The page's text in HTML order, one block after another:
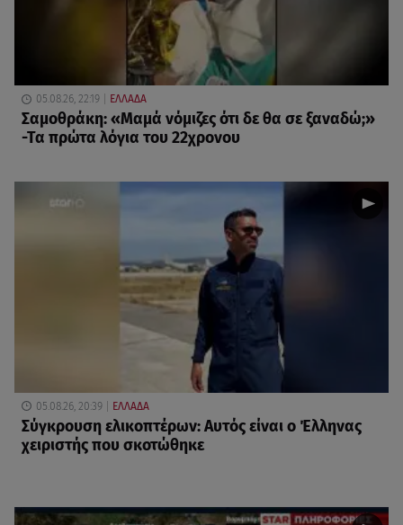
05.08.26, 22:19 ΕΛΛΑΔΑ
Σαμοθράκη: «Μαμά νόμιζες ότι δε θα σε ξαναδώ;»
-Τα πρώτα λόγια του 22χρονου
05.08.26, 20:39 ΕΛΛΑΔΑ
Σύγκρουση ελικοπτέρων: Αυτός είναι ο Έλληνας
χειριστής που σκοτώθηκε